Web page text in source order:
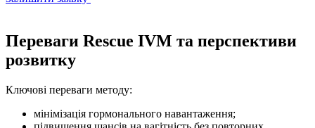
Переваги Rescue IVM та перспективи
розвитку
Ключові переваги методу:
мінімізація гормонального навантаження;